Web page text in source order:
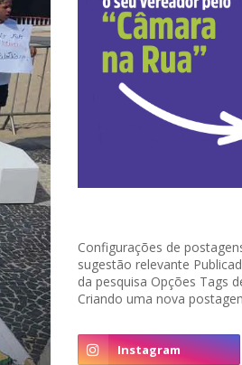
Configurações de
sugestão relevante
da pesquisa Opções Tags
Criando uma nova